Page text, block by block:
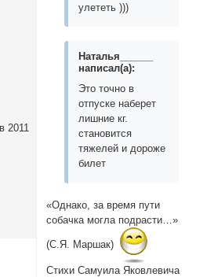
2011
улететь )))
Наталья______
написал(а):
Это точно в
отпуске наберет
лишние кг.
становится
тяжелей и дороже
билет
«Однако, за время пути
собачка могла подрасти…»
(С.Я. Маршак)
Стихи Самуила Яковлевича